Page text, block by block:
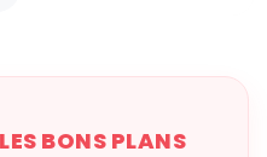
BONS PLANS